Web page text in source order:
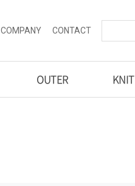
COMPANY CONTACT
OUTER KNIT